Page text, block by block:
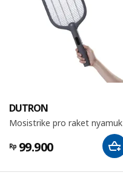
DUTRON
Mosistrike pro raket nyamuk
Rp 99.900